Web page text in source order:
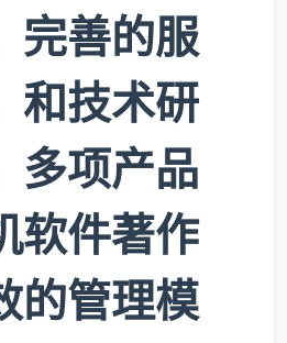
完善的服
和技术研
多项产品
软件著作
的管理模